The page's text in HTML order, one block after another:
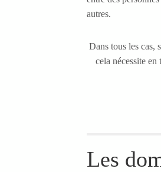
autres.
Dans tous les cas,
cela nécessite en
Les